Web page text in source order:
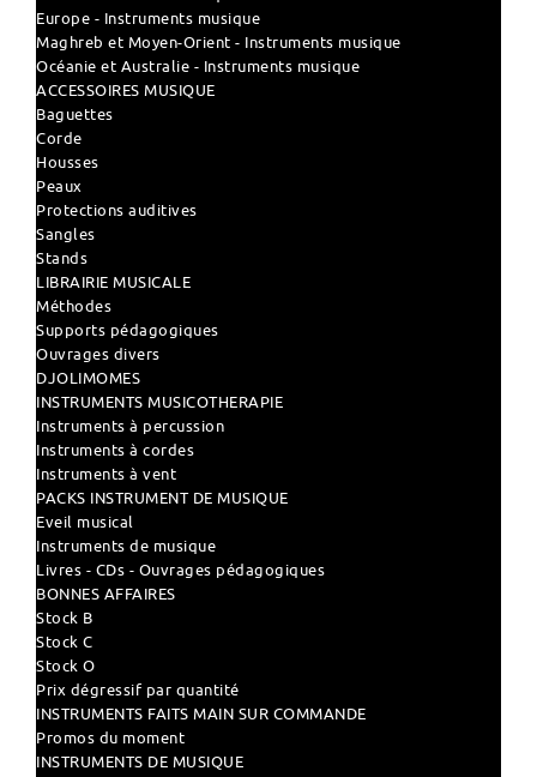
Europe - Instruments musique
Maghreb et Moyen-Orient - Instruments musique
Océanie et Australie - Instruments musique
ACCESSOIRES MUSIQUE
Baguettes
Corde
Housses
Peaux
Protections auditives
Sangles
Stands
LIBRAIRIE MUSICALE
Méthodes
Supports pédagogiques
Ouvrages divers
DJOLIMOMES
INSTRUMENTS MUSICOTHERAPIE
Instruments à percussion
Instruments à cordes
Instruments à vent
PACKS INSTRUMENT DE MUSIQUE
Eveil musical
Instruments de musique
Livres - CDs - Ouvrages pédagogiques
BONNES AFFAIRES
Stock B
Stock C
Stock O
Prix dégressif par quantité
INSTRUMENTS FAITS MAIN SUR COMMANDE
Promos du moment
INSTRUMENTS DE MUSIQUE